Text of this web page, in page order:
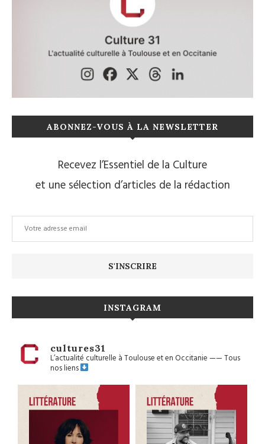
ABONNEZ-VOUS À LA NEWSLETTER
Recevez l’Essentiel de la Culture
et une sélection d’articles de la rédaction
INSTAGRAM
cultures31
L’actualité culturelle à Toulouse et en Occitanie——Tous
nos liens